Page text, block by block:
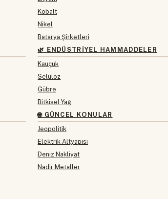
Kobalt
Nikel
Batarya Şirketleri
🌿 ENDÜSTRIYEL HAMMADDELER
Kauçuk
Selüloz
Gübre
Bitkisel Yağ
🌐 GÜNCEL KONULAR
Jeopolitik
Elektrik Altyapısı
Deniz Nakliyat
Nadir Metaller